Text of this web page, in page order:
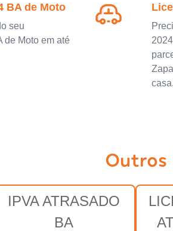
BA de Moto
seu
de Moto em até
casa.
Outros
IPVA ATRASADO
BA